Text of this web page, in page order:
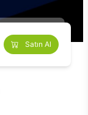
Satın Al